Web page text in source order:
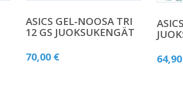
ASICS GEL-NOOSA TRI
12 GS JUOKSUKENGÄT
70,00 €
64,90